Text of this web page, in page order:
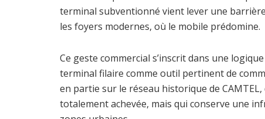
terminal subventionné vient lever une
les foyers modernes, où le mobile prédomine.
Ce geste commercial s’inscrit dans une
terminal filaire comme outil pertinent de
en partie sur le réseau historique de
totalement achevée, mais qui conserve une